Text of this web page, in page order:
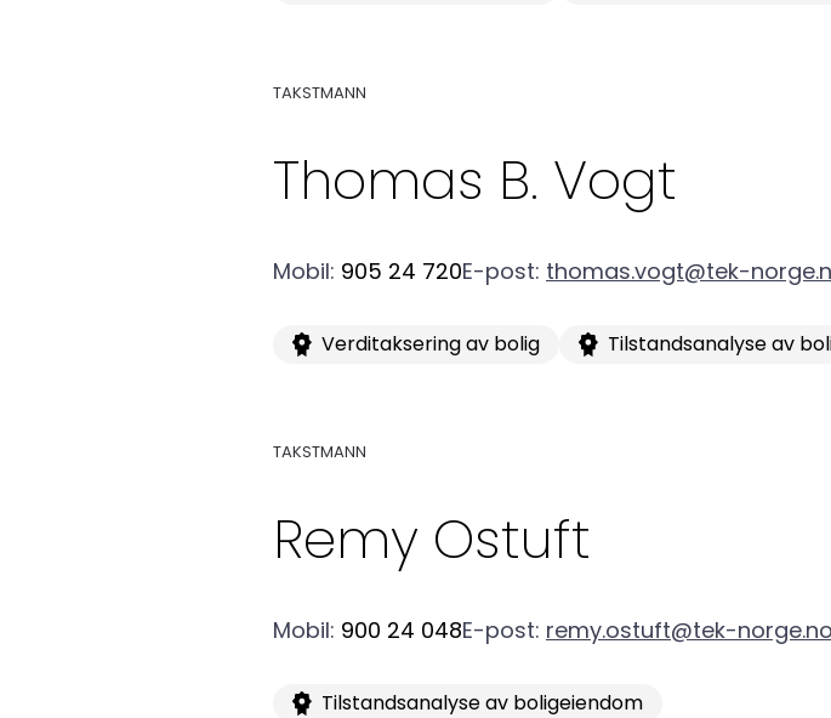
Medlemskap
Kurs og konferanser
Kompetanse
TAKSTMANN
Thomas B. Vogt
Mobil: 905 24 720E-post: thomas.vogt@tek-
Verditaksering av bolig Tilstandsanalyse av
TAKSTMANN
Remy Ostuft
Mobil: 900 24 048E-post: remy.ostuft@tek-norge.no
Tilstandsanalyse av boligeiendom